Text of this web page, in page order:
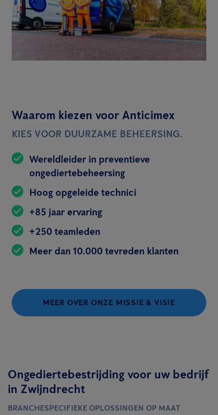
Waarom kiezen voor Anticimex
KIES VOOR DUURZAME BEHEERSING.
Wereldleider in preventieve
ongediertebeheersing
Hoog opgeleide technici
+85 jaar ervaring
+250 teamleden
Meer dan 10.000 tevreden klanten
MEER OVER ONZE MISSIE & VISIE
Ongediertebestrijding voor uw bedrijf
in Zwijndrecht
BRANCHESPECIFIEKE OPLOSSINGEN OP MAAT